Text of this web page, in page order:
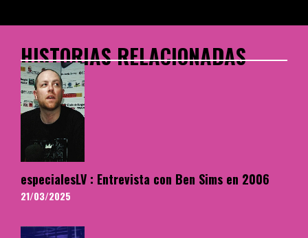
HISTORIAS RELACIONADAS
especialesLV : Entrevista con Ben Sims en 2006
21/03/2025